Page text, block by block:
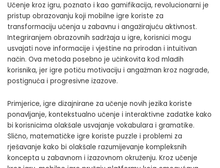
Učenje kroz igru, poznato i kao gamifikacija, revolucionarni je
pristup obrazovanju koji mobilne igre koriste za
transformaciju učenja u zabavnu i angažirajuću aktivnost.
Integriranjem obrazovnih sadržaja u igre, korisnici mogu
usvajati nove informacije i vještine na prirodan i intuitivan
način. Ova metoda posebno je učinkovita kod mlađih
korisnika, jer igre potiču motivaciju i angažman kroz nagrade,
postignuća i progresivne izazove.
Primjerice, igre dizajnirane za učenje novih jezika koriste
ponavljanje, kontekstualno učenje i interaktivne zadatke kako
bi korisnicima olakšale usvajanje vokabulara i gramatike.
Slično, matematičke igre koriste puzzle i problemi za
rješavanje kako bi olakšale razumijevanje kompleksnih
koncepta u zabavnom i izazovnom okruženju. Kroz učenje